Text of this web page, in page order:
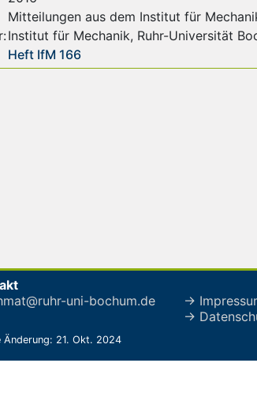
Mitteilungen aus dem Institut für
Institut für Mechanik, Ruhr-Universität
Heft IfM 166
uni-bochum.de
→
→
Änderung: 21. Okt. 2024